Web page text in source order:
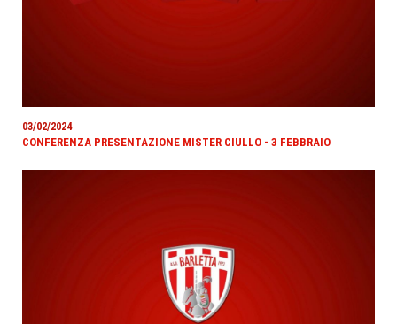
03/02/2024
CONFERENZA PRESENTAZIONE MISTER CIULLO - 3 FEBBRAIO